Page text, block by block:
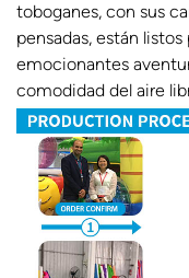
toboganes, con sus
pensadas, están
emocionantes
comodidad del aire